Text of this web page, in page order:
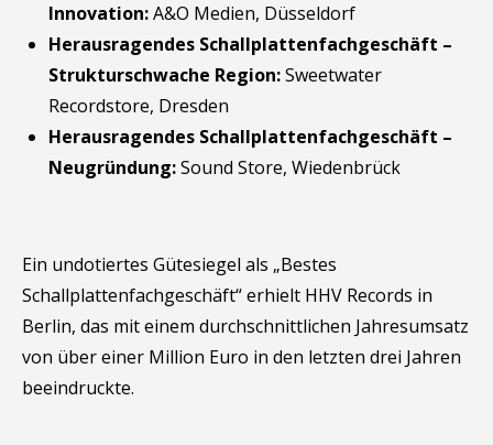
Innovation:A&O Medien, Düsseldorf
Herausragendes Schallplattenfachgeschäft –
Strukturschwache Region:Sweetwater
Recordstore, Dresden
Herausragendes Schallplattenfachgeschäft –
Neugründung:Sound Store, Wiedenbrück
Ein undotiertes Gütesiegel als „Bestes
Schallplattenfachgeschäft“ erhielt HHV Records in
Berlin, das mit einem durchschnittlichen Jahresumsatz
von über einer Million Euro in den letzten drei Jahren
beeindruckte.